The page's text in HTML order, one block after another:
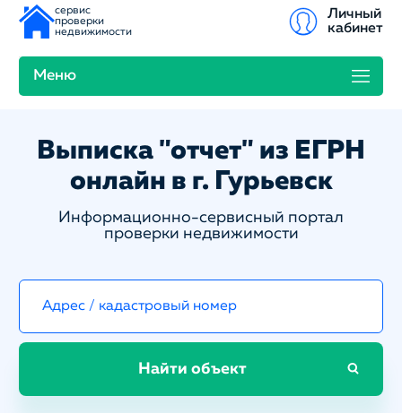
сервис
проверки
недвижимости
Меню
Личный
кабинет
Выписка "отчет" из ЕГРН
онлайн в г. Гурьевск
Информационно-сервисный портал
проверки недвижимости
Найти объект